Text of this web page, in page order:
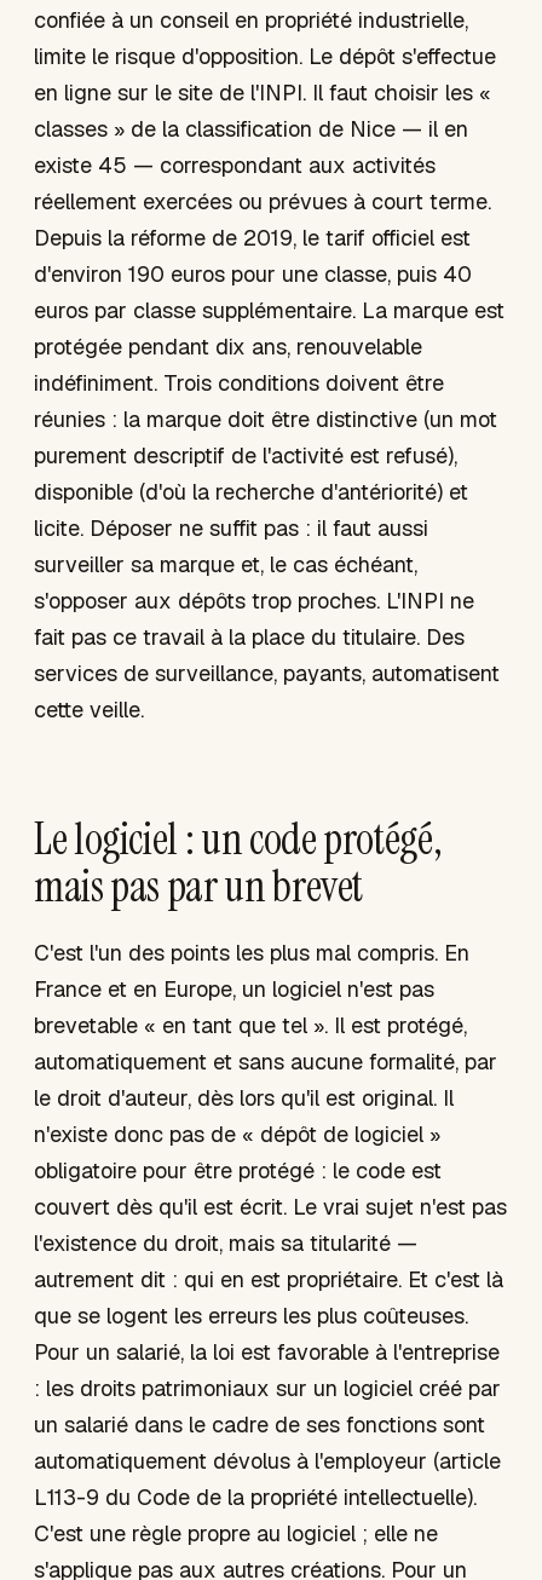
confiée à un conseil en propriété industrielle,
limite le risque d'opposition. Le dépôt s'effectue
en ligne sur le site de l'INPI. Il faut choisir les «
classes » de la classification de Nice — il en
existe 45 — correspondant aux activités
réellement exercées ou prévues à court terme.
Depuis la réforme de 2019, le tarif officiel est
d'environ 190 euros pour une classe, puis 40
euros par classe supplémentaire. La marque est
protégée pendant dix ans, renouvelable
indéfiniment. Trois conditions doivent être
réunies : la marque doit être distinctive (un mot
purement descriptif de l'activité est refusé),
disponible (d'où la recherche d'antériorité) et
licite. Déposer ne suffit pas : il faut aussi
surveiller sa marque et, le cas échéant,
s'opposer aux dépôts trop proches. L'INPI ne
fait pas ce travail à la place du titulaire. Des
services de surveillance, payants, automatisent
cette veille.
Le logiciel : un code protégé,
mais pas par un brevet
C'est l'un des points les plus mal compris. En
France et en Europe, un logiciel n'est pas
brevetable « en tant que tel ». Il est protégé,
automatiquement et sans aucune formalité, par
le droit d'auteur, dès lors qu'il est original. Il
n'existe donc pas de « dépôt de logiciel »
obligatoire pour être protégé : le code est
couvert dès qu'il est écrit. Le vrai sujet n'est pas
l'existence du droit, mais sa titularité —
autrement dit : qui en est propriétaire. Et c'est là
que se logent les erreurs les plus coûteuses.
Pour un salarié, la loi est favorable à l'entreprise
: les droits patrimoniaux sur un logiciel créé par
un salarié dans le cadre de ses fonctions sont
automatiquement dévolus à l'employeur (article
L113-9 du Code de la propriété intellectuelle).
C'est une règle propre au logiciel ; elle ne
s'applique pas aux autres créations. Pour un